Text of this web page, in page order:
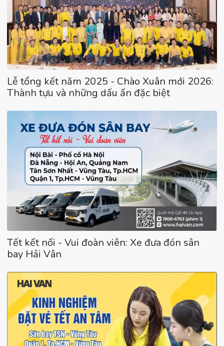
Lễ tổng kết năm 2025 - Chào Xuân mới 2026:
Thành tựu và những dấu ấn đặc biệt
Tết kết nối - Vui đoàn viên: Xe đưa đón sân
bay Hải Vân